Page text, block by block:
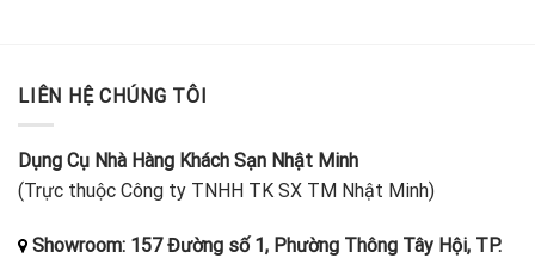
LIÊN HỆ CHÚNG TÔI
Dụng Cụ Nhà Hàng Khách Sạn Nhật Minh
(Trực thuộc Công ty TNHH TK SX TM Nhật Minh)
Showroom: 157 Đường số 1, Phường Thông Tây Hội, TP.